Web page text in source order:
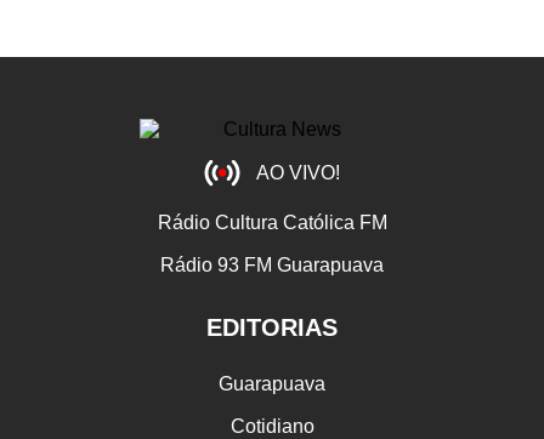
AO VIVO!
Rádio Cultura Católica FM
Rádio 93 FM Guarapuava
EDITORIAS
Guarapuava
Cotidiano